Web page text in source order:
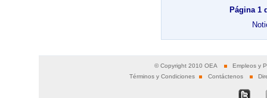
Página
© Copyright 2010 OEA
Empleos y
Términos y Condiciones
Contáctenos